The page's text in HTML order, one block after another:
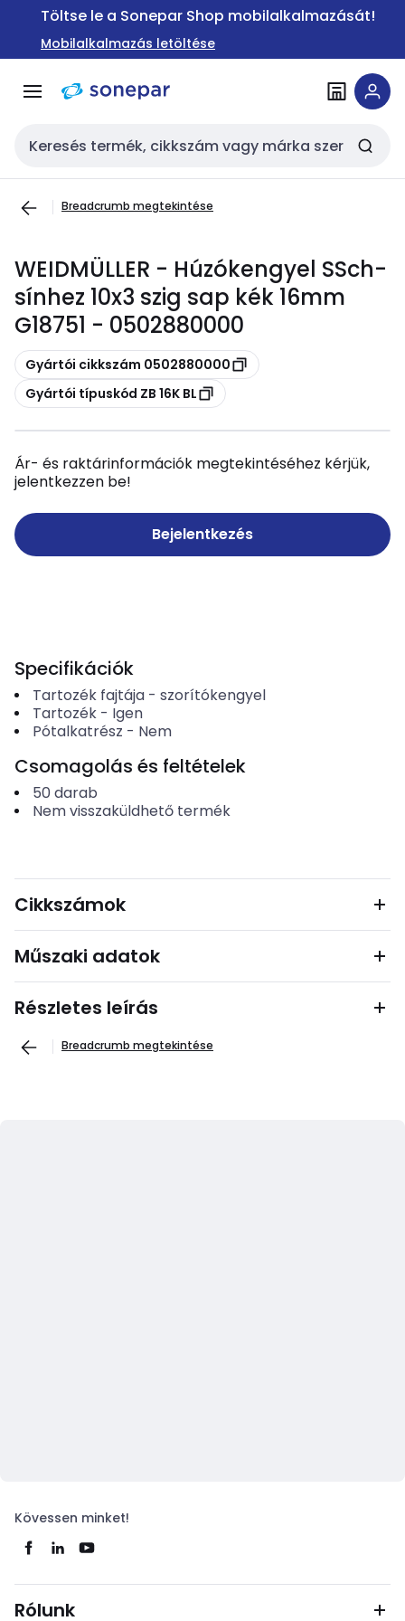
Ugrás a
Ugrás a
tartalomra
Töltse le a Sonepar Shop mobilalkalmazását!
Mobilalkalmazás letöltése
Keresési bemenet
Breadcrumb megtekintése
WEIDMÜLLER - Húzókengyel SSch-
sínhez 10x3 szig sap kék 16mm
G18751 - 0502880000
Másolás
Gyártói cikkszám 0502880000
Másolás
Gyártói típuskód ZB 16K BL
Ár- és raktárinformációk megtekintéséhez kérjük,
jelentkezzen be!
Bejelentkezés
Specifikációk
Tartozék fajtája- szorítókengyel
Tartozék- Igen
Pótalkatrész - Nem
Csomagolás és feltételek
50 darab
Nem visszaküldhető termék
Cikkszámok
Műszaki adatok
Részletes leírás
Breadcrumb megtekintése
Kövessen minket!
Rólunk